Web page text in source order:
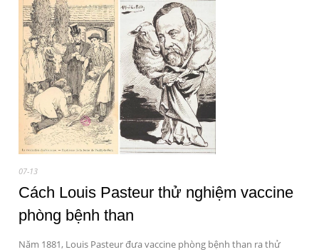
07-13
Cách Louis Pasteur thử nghiệm vaccine
phòng bệnh than
Năm 1881, Louis Pasteur đưa vaccine phòng bệnh than ra thử